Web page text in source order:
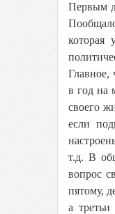
Первым
которая
Главное,
в год на
своего
если
т.д. В
вопрос
пятому,
а